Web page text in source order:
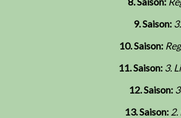
9. Saison:
10. Saison:
11. Saison: 3.
12. Saison:
13. Saison: 2.